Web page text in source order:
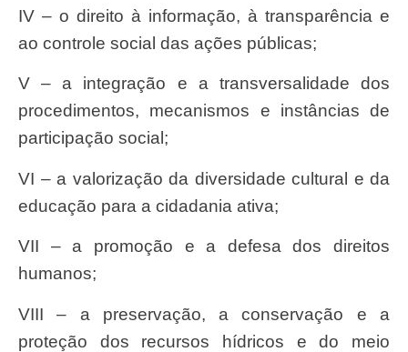
IV – o direito à informação, à transparência e
ao controle social das ações públicas;
V – a integração e a transversalidade dos
procedimentos, mecanismos e instâncias de
participação social;
VI – a valorização da diversidade cultural e da
educação para a cidadania ativa;
VII – a promoção e a defesa dos direitos
humanos;
VIII – a preservação, a conservação e a
proteção dos recursos hídricos e do meio